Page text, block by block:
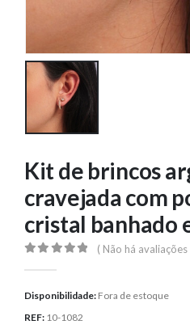
Kit de brincos
cravejada com
cristal banhado
( Não há avaliações
Disponibilidade: Fora de estoque
REF: 10-1082